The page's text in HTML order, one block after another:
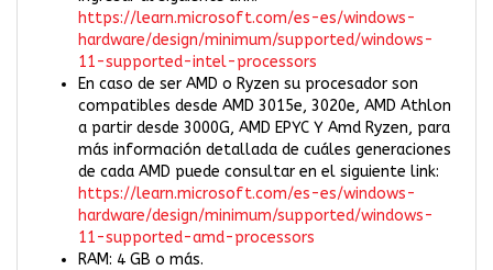
https://learn.microsoft.com/es-es/windows-
hardware/design/minimum/supported/windows-
11-supported-intel-processors
En caso de ser AMD o Ryzen su procesador son
compatibles desde AMD 3015e, 3020e, AMD Athlon
a partir desde 3000G, AMD EPYC Y Amd Ryzen, para
más información detallada de cuáles generaciones
de cada AMD puede consultar en el siguiente link:
https://learn.microsoft.com/es-es/windows-
hardware/design/minimum/supported/windows-
11-supported-amd-processors
RAM: 4 GB o más.